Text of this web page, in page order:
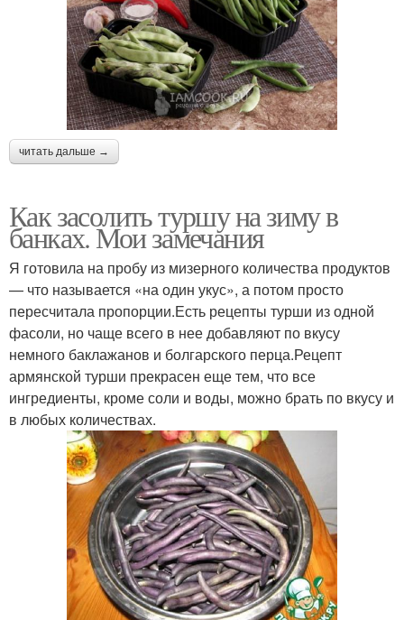
читать дальше →
Как засолить туршу на зиму в
банках. Мои замечания
Я готовила на пробу из мизерного количества продуктов
— что называется «на один укус», а потом просто
пересчитала пропорции.Есть рецепты турши из одной
фасоли, но чаще всего в нее добавляют по вкусу
немного баклажанов и болгарского перца.Рецепт
армянской турши прекрасен еще тем, что все
ингредиенты, кроме соли и воды, можно брать по вкусу и
в любых количествах.